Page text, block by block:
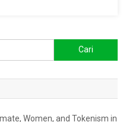
untuk:
Women, and Tokenism in